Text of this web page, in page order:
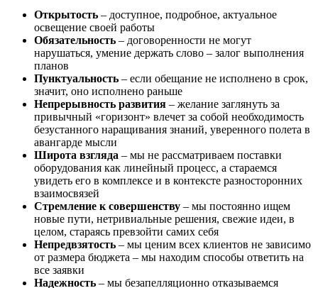
Открытость – доступное, подробное, актуальное
освещение своей работы
Обязательность – договоренности не могут
нарушаться, умение держать слово – залог выполнения
планов
Пунктуальность – если обещание не исполнено в срок,
значит, оно исполнено раньше
Непрерывность развития – желание заглянуть за
привычный «горизонт» влечет за собой необходимость
безустанного наращивания знаний, уверенного полета в
авангарде мысли
Широта взгляда – мы не рассматриваем поставки
оборудования как линейный процесс, а стараемся
увидеть его в комплексе и в контексте разносторонних
взаимосвязей
Стремление к совершенству – мы постоянно ищем
новые пути, нетривиальные решения, свежие идеи, в
целом, стараясь превзойти самих себя
Непредвзятость – мы ценим всех клиентов не зависимо
от размера бюджета – мы находим способы ответить на
все заявки
Надежность – мы безапелляционно отказываемся